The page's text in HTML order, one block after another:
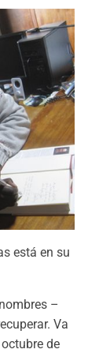
está en su
–
Va
de